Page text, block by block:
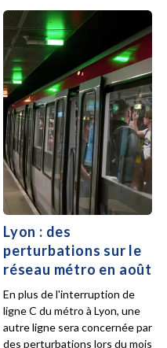
Lyon : des
perturbations sur le
réseau métro en août
En plus de l'interruption de
ligne C du métro à Lyon, une
autre ligne sera concernée par
des perturbations lors du mois